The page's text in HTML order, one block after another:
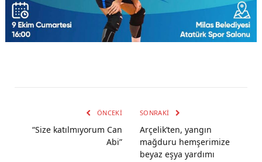
ÖNCEKI
“Size katılmıyorum Can
Abi”
SONRAKI
Arçelik’ten, yangın
mağduru hemşerimize
beyaz eşya yardımı